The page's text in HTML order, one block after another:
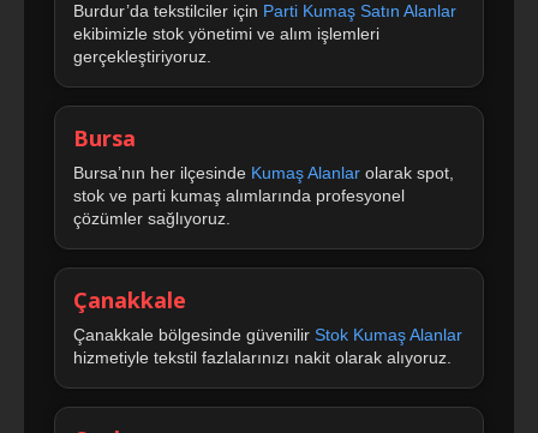
Burdur’da tekstilciler için Parti Kumaş Satın Alanlar
ekibimizle stok yönetimi ve alım işlemleri
gerçekleştiriyoruz.
Bursa
Bursa’nın her ilçesinde Kumaş Alanlar olarak spot,
stok ve parti kumaş alımlarında profesyonel
çözümler sağlıyoruz.
Çanakkale
Çanakkale bölgesinde güvenilir Stok Kumaş Alanlar
hizmetiyle tekstil fazlalarınızı nakit olarak alıyoruz.